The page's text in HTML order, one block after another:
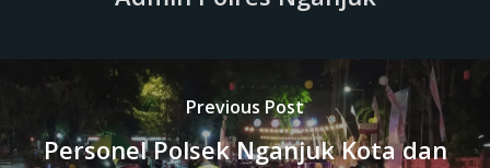
Previous Post
Personel Polsek Nganjuk Kota dan